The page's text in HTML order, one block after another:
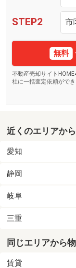
STEP2
無料
不動産売却サイト
社に一括査定依頼ができ
近くのエリアか
愛知
静岡
岐阜
三重
同じエリアから
賃貸